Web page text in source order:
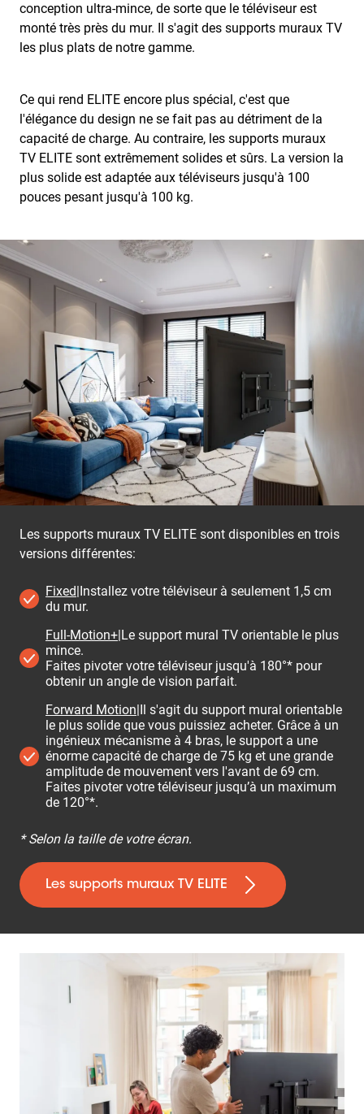
conception ultra-mince, de sorte que le téléviseur est
monté très près du mur. Il s'agit des supports muraux TV
les plus plats de notre gamme.
Ce qui rend ELITE encore plus spécial, c'est que
l'élégance du design ne se fait pas au détriment de la
capacité de charge. Au contraire, les supports muraux
TV ELITE sont extrêmement solides et sûrs. La version la
plus solide est adaptée aux téléviseurs jusqu'à 100
pouces pesant jusqu'à 100 kg.
Les supports muraux TV ELITE sont disponibles en trois
versions différentes:
Fixed|Installez votre téléviseur à seulement 1,5 cm
du mur.
Full-Motion+|Le support mural TV orientable le plus
mince.
Faites pivoter votre téléviseur jusqu'à 180°* pour
obtenir un angle de vision parfait.
Forward Motion|Il s'agit du support mural orientable
le plus solide que vous puissiez acheter. Grâce à un
ingénieux mécanisme à 4 bras, le support a une
énorme capacité de charge de 75 kg et une grande
amplitude de mouvement vers l'avant de 69 cm.
Faites pivoter votre téléviseur jusqu’à un maximum
de 120°*.
* Selon la taille de votre écran.
Les supports muraux TV ELITE